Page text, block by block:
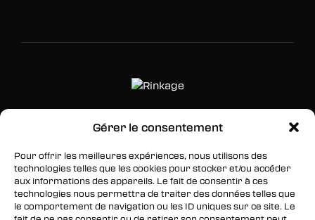
Gérer le consentement
Pour offrir les meilleures expériences, nous utilisons des
technologies telles que les cookies pour stocker et/ou accéder
aux informations des appareils. Le fait de consentir à ces
technologies nous permettra de traiter des données telles que
le comportement de navigation ou les ID uniques sur ce site. Le
SUIVEZ-NOUS
Facebook
Twitter
Instagram